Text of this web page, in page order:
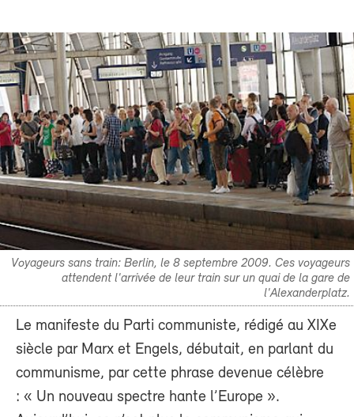
Voyageurs sans train: Berlin, le 8 septembre 2009. Ces voyageurs
attendent l'arrivée de leur train sur un quai de la gare de
l'Alexanderplatz.
Le manifeste du Parti communiste, rédigé au XIXe
siècle par Marx et Engels, débutait, en parlant du
communisme, par cette phrase devenue célèbre
: « Un nouveau spectre hante l’Europe ».